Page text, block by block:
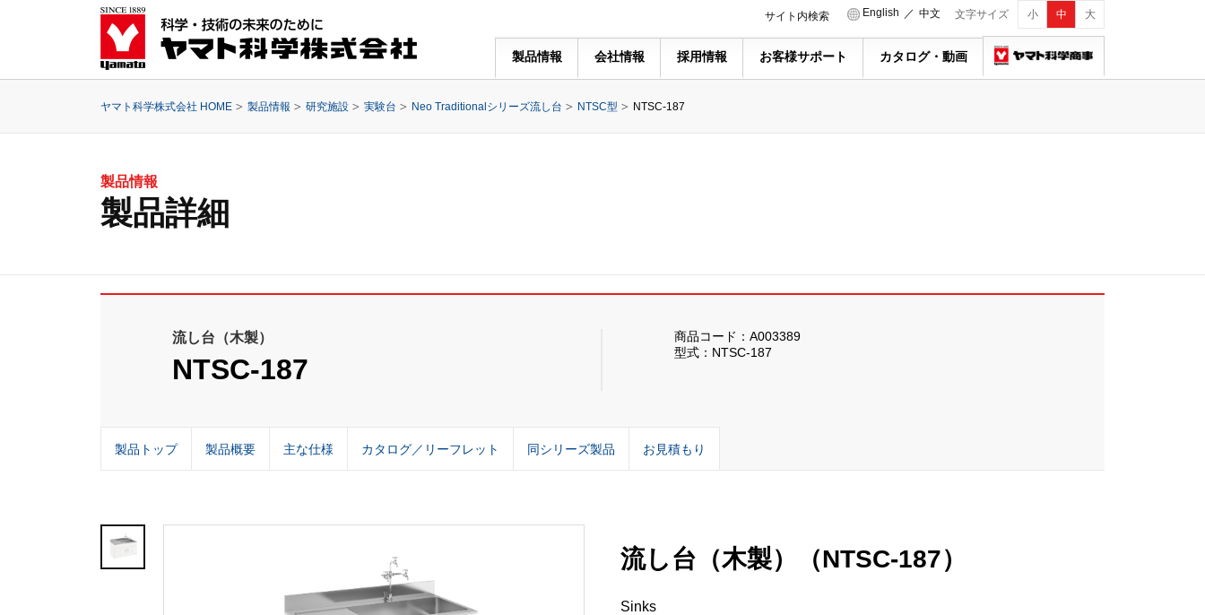
文字サイズ 小 中 大
English ／ 中文
サイト内検索
製品情報 会社情報 採用情報 お客様サポート カタログ・動画
ヤマト科学株式会社 HOME 製品情報 研究施設 実験台 Neo Traditionalシリーズ流し台 NTSC型 NTSC-187
製品情報
製品詳細
流し台（木製）
NTSC-187
商品コード：A003389
型式：NTSC-187
製品トップ 製品概要 主な仕様 カタログ／リーフレット 同シリーズ製品 お見積もり
流し台（木製）（NTSC-187）
Sinks